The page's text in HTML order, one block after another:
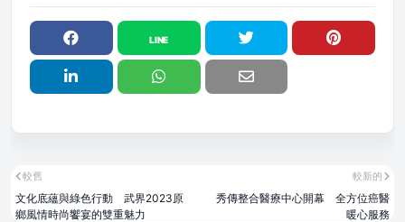
較新的
秀傳整合醫療中心開幕 全方位癌醫
暖心服務
較舊
文化底蘊與綠色行動 武界2023原
鄉風情時尚饗宴的雙重魅力